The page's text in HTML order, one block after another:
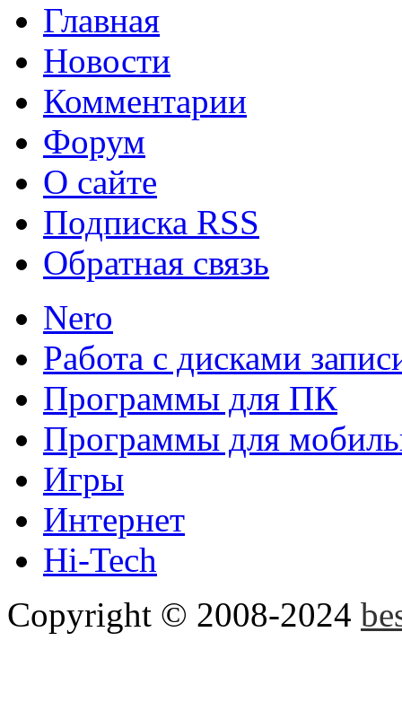
Lync 2013Lync 2013 -
программное
операционных систем
Клавиатура Google
удобное приложение
привносит новый взгляд
Disk2VHDDisk2VHD
физического диска на
Hyper-V и Virtual PC....
Главная
Новости
Комментарии
Форум
О сайте
Подписка RSS
Обратная связь
Nero
Работа с дисками
Программы для ПК
Программы для
Игры
Интернет
Hi-Tech
Copyright © 2008-2024